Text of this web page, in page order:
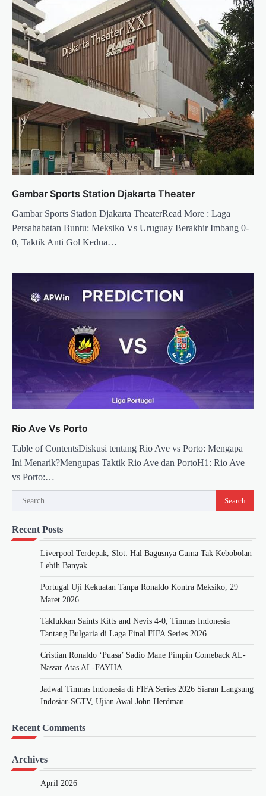
Gambar Sports Station Djakarta Theater
Gambar Sports Station Djakarta TheaterRead More : Laga
Persahabatan Buntu: Meksiko Vs Uruguay Berakhir Imbang 0-
0, Taktik Anti Gol Kedua…
Rio Ave Vs Porto
Table of ContentsDiskusi tentang Rio Ave vs Porto: Mengapa
Ini Menarik?Mengupas Taktik Rio Ave dan PortoH1: Rio Ave
vs Porto:…
Search
for:
Recent Posts
Liverpool Terdepak, Slot: Hal Bagusnya Cuma Tak Kebobolan
Lebih Banyak
Portugal Uji Kekuatan Tanpa Ronaldo Kontra Meksiko, 29
Maret 2026
Taklukkan Saints Kitts and Nevis 4-0, Timnas Indonesia
Tantang Bulgaria di Laga Final FIFA Series 2026
Cristian Ronaldo ‘Puasa’ Sadio Mane Pimpin Comeback AL-
Nassar Atas AL-FAYHA
Jadwal Timnas Indonesia di FIFA Series 2026 Siaran Langsung
Indosiar-SCTV, Ujian Awal John Herdman
Recent Comments
Archives
April 2026